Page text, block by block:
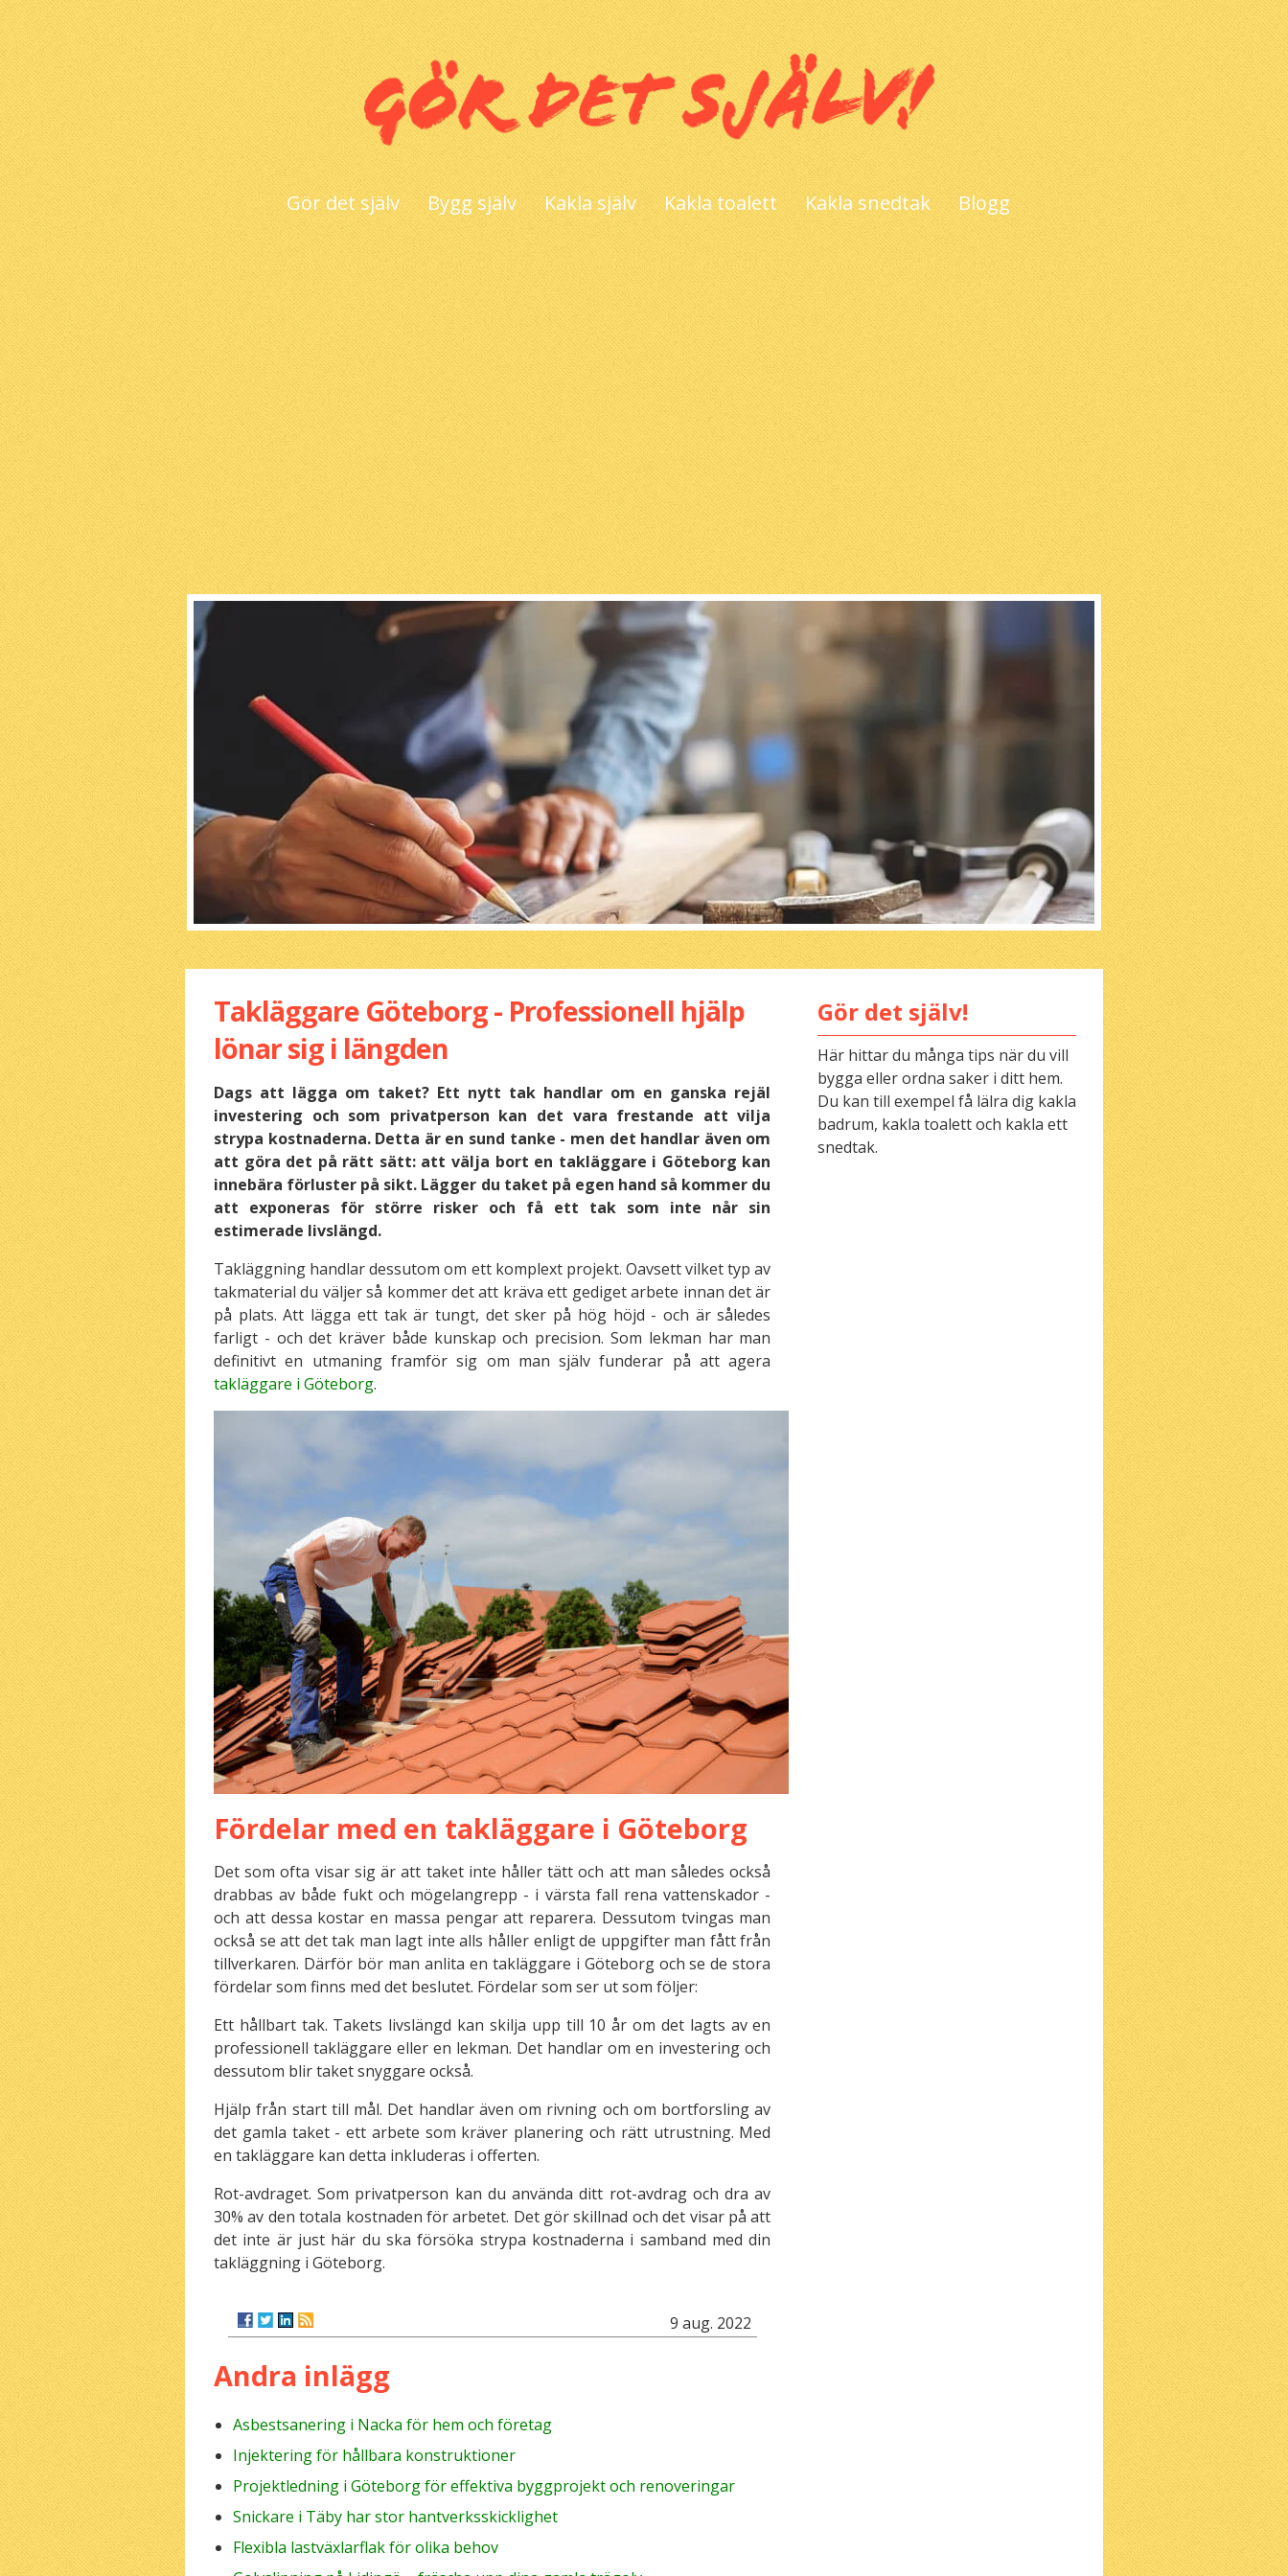
Gör det själv Bygg själv Kakla själv Kakla toalett Kakla snedtak Blogg
Takläggare Göteborg - Professionell hjälp
lönar sig i längden
Dags att lägga om taket? Ett nytt tak handlar om en ganska rejäl
investering och som privatperson kan det vara frestande att vilja
strypa kostnaderna. Detta är en sund tanke - men det handlar även om
att göra det på rätt sätt: att välja bort en takläggare i Göteborg kan
innebära förluster på sikt. Lägger du taket på egen hand så kommer du
att exponeras för större risker och få ett tak som inte når sin
estimerade livslängd.
Takläggning handlar dessutom om ett komplext projekt. Oavsett vilket typ av
takmaterial du väljer så kommer det att kräva ett gediget arbete innan det är
på plats. Att lägga ett tak är tungt, det sker på hög höjd - och är således
farligt - och det kräver både kunskap och precision. Som lekman har man
definitivt en utmaning framför sig om man själv funderar på att agera
takläggare i Göteborg.
Fördelar med en takläggare i Göteborg
Det som ofta visar sig är att taket inte håller tätt och att man således också
drabbas av både fukt och mögelangrepp - i värsta fall rena vattenskador -
och att dessa kostar en massa pengar att reparera. Dessutom tvingas man
också se att det tak man lagt inte alls håller enligt de uppgifter man fått från
tillverkaren. Därför bör man anlita en takläggare i Göteborg och se de stora
fördelar som finns med det beslutet. Fördelar som ser ut som följer:
Ett hållbart tak. Takets livslängd kan skilja upp till 10 år om det lagts av en
professionell takläggare eller en lekman. Det handlar om en investering och
dessutom blir taket snyggare också.
Hjälp från start till mål. Det handlar även om rivning och om bortforsling av
det gamla taket - ett arbete som kräver planering och rätt utrustning. Med
en takläggare kan detta inkluderas i offerten.
Rot-avdraget. Som privatperson kan du använda ditt rot-avdrag och dra av
30% av den totala kostnaden för arbetet. Det gör skillnad och det visar på att
det inte är just här du ska försöka strypa kostnaderna i samband med din
takläggning i Göteborg.
9 aug. 2022
Andra inlägg
Asbestsanering i Nacka för hem och företag
Injektering för hållbara konstruktioner
Projektledning i Göteborg för effektiva byggprojekt och renoveringar
Snickare i Täby har stor hantverksskicklighet
Flexibla lastväxlarflak för olika behov
Gör det själv!
Här hittar du många tips när du vill
bygga eller ordna saker i ditt hem.
Du kan till exempel få lälra dig kakla
badrum, kakla toalett och kakla ett
snedtak.